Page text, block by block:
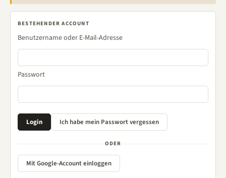
BESTEHENDER ACCOUNT
Benutzername oder E-Mail-Adresse
Passwort
ODER
Mit Google-Account einloggen